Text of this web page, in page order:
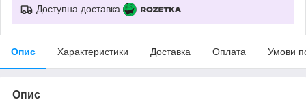
Доступна доставка
Опис Характеристики Доставка Оплата Умови
Опис